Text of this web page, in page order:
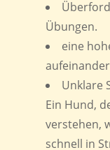
Übungen.
eine
Unklare
Ein Hund,
verstehen,
schnell in